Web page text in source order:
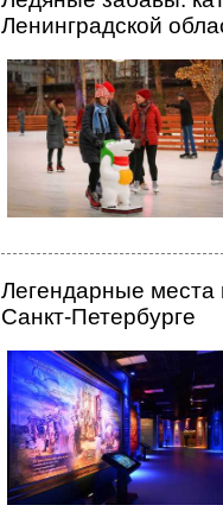
Ленинградской
Легендарные места
Санкт-Петербурге